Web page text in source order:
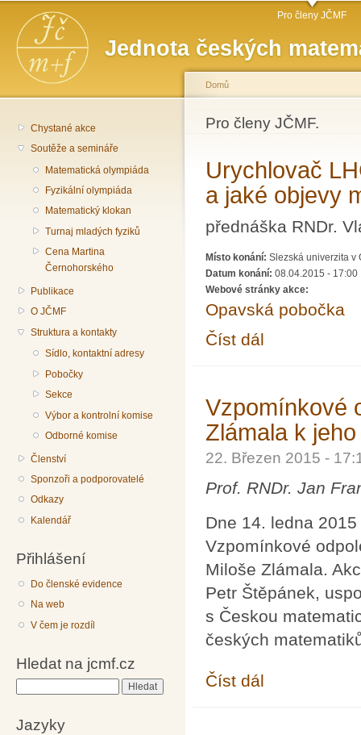
Jednota českých
Hlavní menu Pro členy JČMF
Chystané akce
Soutěže a semináře
Matematická olympiáda
Fyzikální olympiáda
Matematický klokan
Turnaj mladých fyziků
Cena Martina
Černohorského
Publikace
O JČMF
Struktura a kontakty
Sídlo, kontaktní adresy
Pobočky
Sekce
Výbor a kontrolní komise
Odborné komise
Členství
Sponzoři a podporovatelé
Odkazy
Kalendář
Přihlášení
Do členské evidence
Na web
V čem je rozdíl
Hledat na jcmf.cz
Jazyky
Jste zde
Domů
Pro členy JČMF.
Urychlovač
a jaké objevy
přednáška RNDr.
Místo konání: Slezská univerzita v
Datum konání: 08.04.2015 - 17:00
Webové stránky akce:
Opavská pobočka
Číst dál
Vzpomínkové
Zlámala k
22. Březen 2015 -
Prof. RNDr. Jan
Dne 14. ledna
Vzpomínkové
Miloše Zlámala.
Petr Štěpánek,
s Českou
českých
Číst dál